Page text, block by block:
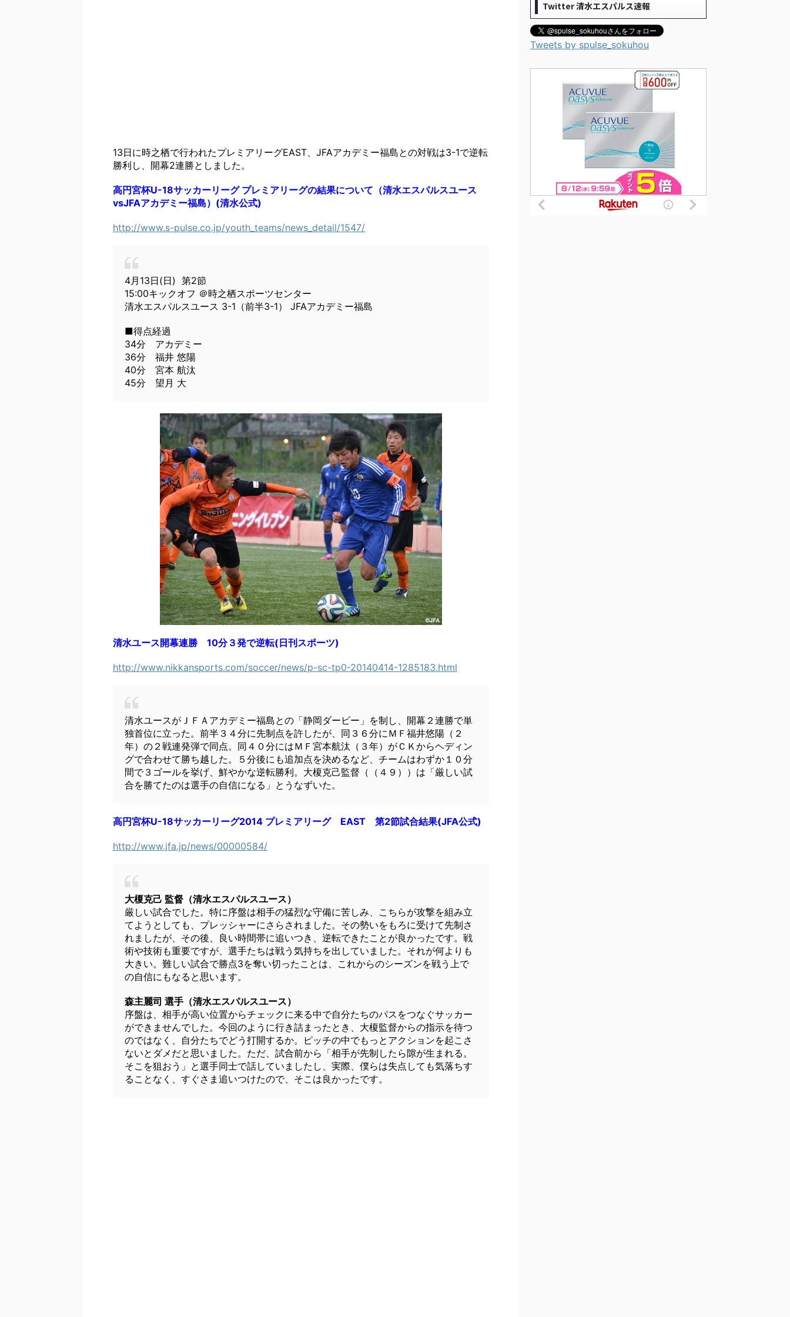
13日に時之栖で行われたプレミアリーグEAST、JFAアカデミー福島との対戦は3-1で逆転
勝利し、開幕2連勝としました。
高円宮杯U-18サッカーリーグ プレミアリーグの結果について（清水エスパルスユース
vsJFAアカデミー福島）(清水公式)
http://www.s-pulse.co.jp/youth_teams/news_detail/1547/
4月13日(日) 第2節
15:00キックオフ ＠時之栖スポーツセンター
清水エスパルスユース 3-1（前半3-1） JFAアカデミー福島
■得点経過
34分 アカデミー
36分 福井 悠陽
40分 宮本 航汰
45分 望月 大
清水ユース開幕連勝 10分３発で逆転(日刊スポーツ)
http://www.nikkansports.com/soccer/news/p-sc-tp0-20140414-1285183.html
清水ユースがＪＦＡアカデミー福島との「静岡ダービー」を制し、開幕２連勝で単
独首位に立った。前半３４分に先制点を許したが、同３６分にＭＦ福井悠陽（２
年）の２戦連発弾で同点。同４０分にはＭＦ宮本航汰（３年）がＣＫからヘディン
グで合わせて勝ち越した。５分後にも追加点を決めるなど、チームはわずか１０分
間で３ゴールを挙げ、鮮やかな逆転勝利。大榎克己監督（（４９））は「厳しい試
合を勝てたのは選手の自信になる」とうなずいた。
高円宮杯U-18サッカーリーグ2014 プレミアリーグ EAST 第2節試合結果(JFA公式)
http://www.jfa.jp/news/00000584/
大榎克己 監督（清水エスパルスユース）
厳しい試合でした。特に序盤は相手の猛烈な守備に苦しみ、こちらが攻撃を組み立
てようとしても、プレッシャーにさらされました。その勢いをもろに受けて先制さ
れましたが、その後、良い時間帯に追いつき、逆転できたことが良かったです。戦
術や技術も重要ですが、選手たちは戦う気持ちを出していました。それが何よりも
大きい。難しい試合で勝点3を奪い切ったことは、これからのシーズンを戦う上で
の自信にもなると思います。
森主麗司 選手（清水エスパルスユース）
序盤は、相手が高い位置からチェックに来る中で自分たちのパスをつなぐサッカー
ができませんでした。今回のように行き詰まったとき、大榎監督からの指示を待つ
のではなく、自分たちでどう打開するか。ピッチの中でもっとアクションを起こさ
ないとダメだと思いました。ただ、試合前から「相手が先制したら隙が生まれる。
そこを狙おう」と選手同士で話していましたし、実際、僕らは失点しても気落ちす
ることなく、すぐさま追いつけたので、そこは良かったです。
Twitter 清水エスパルス速報
Tweets by spulse_sokuhou